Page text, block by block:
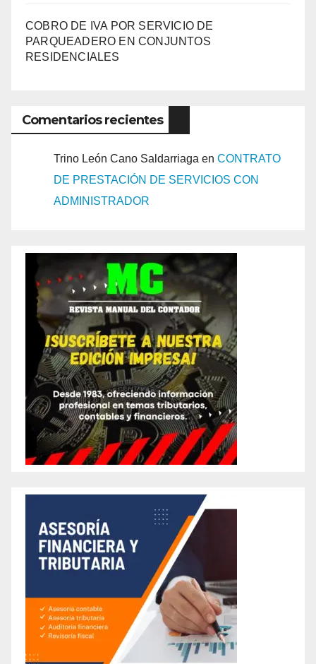
COBRO DE IVA POR SERVICIO DE
PARQUEADERO EN CONJUNTOS
RESIDENCIALES
Comentarios recientes
Trino León Cano Saldarriaga en CONTRATO
DE PRESTACIÓN DE SERVICIOS CON
ADMINISTRADOR